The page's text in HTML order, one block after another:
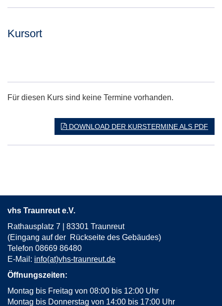
Kursort
Für diesen Kurs sind keine Termine vorhanden.
DOWNLOAD DER KURSTERMINE ALS PDF
vhs Traunreut e.V.
Rathausplatz 7 | 83301 Traunreut
(Eingang auf der Rückseite des Gebäudes)
Telefon 08669 86480
E-Mail: info(at)vhs-traunreut.de
Öffnungszeiten:
Montag bis Freitag von 08:00 bis 12:00 Uhr
Montag bis Donnerstag von 14:00 bis 17:00 Uhr